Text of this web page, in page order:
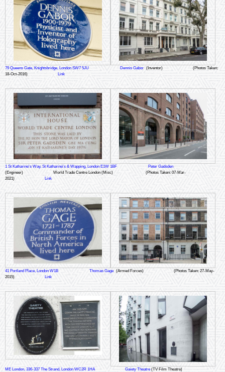
79 Queens Gate, Knightsbridge, London SW7 5JU Dennis Gabor (Inventor)
(Photos Taken:
18-Oct-2016)
Link
1 St Katharine's Way, St Katharine's & Wapping, London E1W 1BF
Peter Gadsden
(Engineer)
World Trade Centre London (Misc)
(Photos Taken: 07-Mar-
2021)
Link
41 Portland Place, London W1B Thomas Gage (Armed Forces)
(Photos Taken: 27-May-
2015)
Link
ME London, 336-337 The Strand, London WC2R 1HA Gaiety Theatre (TV Film Theatre)